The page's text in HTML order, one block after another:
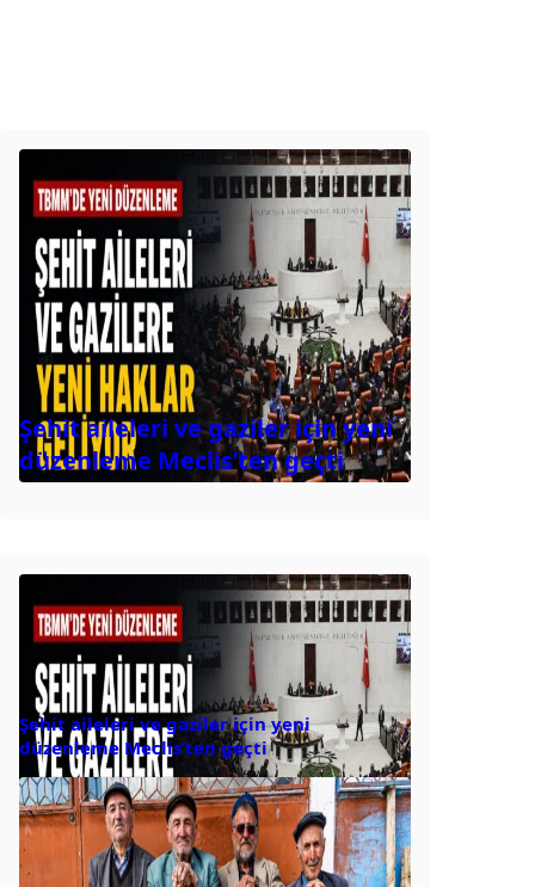
Şehit aileleri ve gaziler için yeni
düzenleme Meclis’ten geçti
Şehit aileleri ve gaziler için yeni
düzenleme Meclis’ten geçti